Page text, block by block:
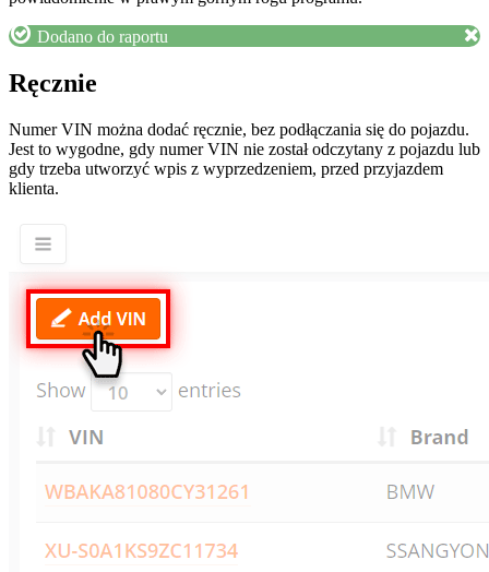
Dodano do raportu
Ręcznie
Numer VIN można dodać ręcznie, bez podłączania się do pojazdu.
Jest to wygodne, gdy numer VIN nie został odczytany z pojazdu lub
gdy trzeba utworzyć wpis z wyprzedzeniem, przed przyjazdem
klienta.